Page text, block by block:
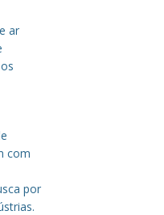
ar
com
por